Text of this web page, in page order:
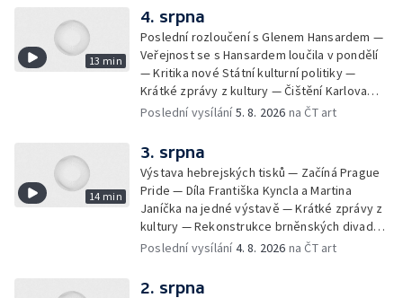
13 min
4. srpna
Poslední rozloučení s Glenem Hansardem —
Veřejnost se s Hansardem loučila v pondělí
— Kritika nové Státní kulturní politiky —
Krátké zprávy z kultury — Čištění Karlova
mostu — Archeologický výzkum na
neslyšící
Poslední vysílání5. 8. 2026 na ČT art
14 min
3. srpna
Výstava hebrejských tisků — Začíná Prague
Pride — Díla Františka Kyncla a Martina
Janíčka na jedné výstavě — Krátké zprávy z
kultury — Rekonstrukce brněnských divadel
— Budoucnost Knihovny Václava Havla —
Kulturní tipy
Poslední vysílání4. 8. 2026 na ČT art
2. srpna